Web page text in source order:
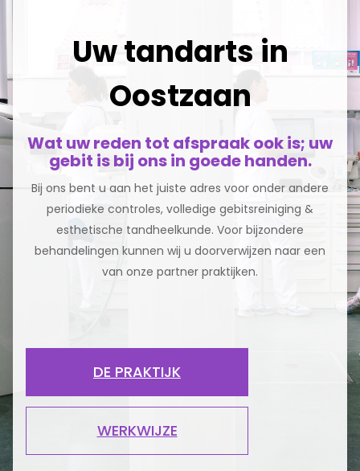
Uw tandarts in
Oostzaan
Wat uw reden tot afspraak ook is; uw
gebit is bij ons in goede handen.
Bij ons bent u aan het juiste adres voor onder andere
periodieke controles, volledige gebitsreiniging &
esthetische tandheelkunde. Voor bijzondere
behandelingen kunnen wij u doorverwijzen naar een
van onze partner praktijken.
DE PRAKTIJK
WERKWIJZE